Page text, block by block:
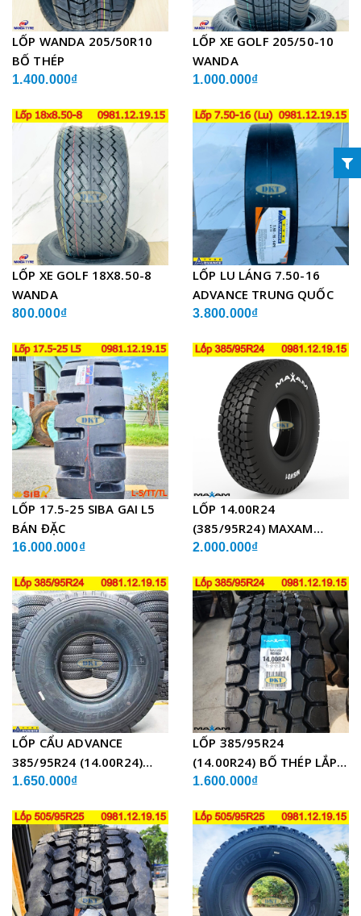
LỐP WANDA 205/50R10
BỐ THÉP
1.400.000₫
LỐP XE GOLF 205/50-10
WANDA
1.000.000₫
LỐP XE GOLF 18X8.50-8
WANDA
800.000₫
LỐP LU LÁNG 7.50-16
ADVANCE TRUNG QUỐC
3.800.000₫
LỐP 17.5-25 SIBA GAI L5
BÁN ĐẶC
16.000.000₫
LỐP 14.00R24
(385/95R24) MAXAM
MSVO1 BỐ THÉP LẮP XE
2.000.000₫
LỐP CẨU ADVANCE
385/95R24 (14.00R24)
GLB05 BỐ THÉP
1.650.000₫
LỐP 385/95R24
(14.00R24) BỐ THÉP LẮP
XE CẨU
1.600.000₫